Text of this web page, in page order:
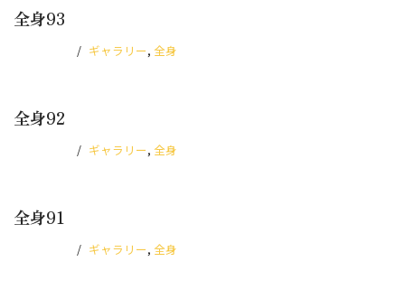
全身93
ギャラリー, 全身
全身92
ギャラリー, 全身
全身91
ギャラリー, 全身